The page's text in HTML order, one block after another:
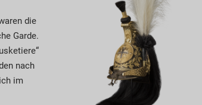
die
Garde.
nach
im